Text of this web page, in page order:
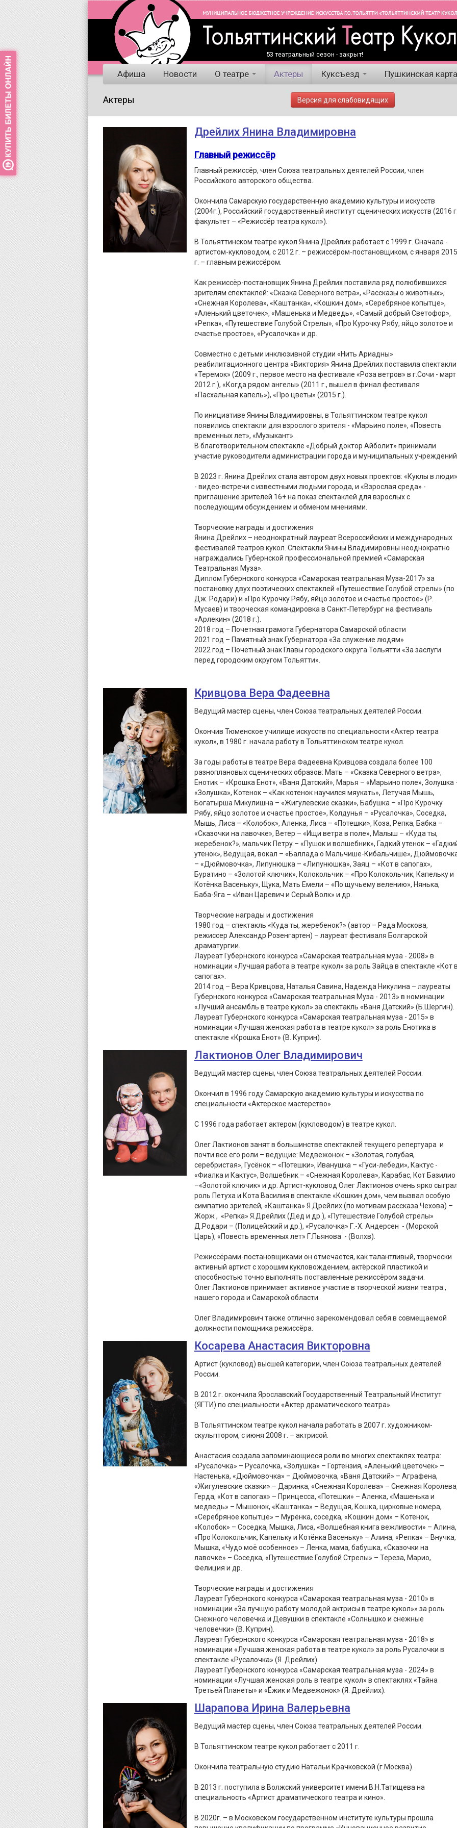
53 театральный сезон - закрыт!
Афиша Новости О театре Актеры Куксъезд Пушкинская карта
Актеры Версия для слабовидящих
Дрейлих Янина Владимировна
Главный режиссёр
Главный режиссёр, член Союза театральных деятелей России, член
Российского авторского общества.
Окончила Самарскую государственную академию культуры и искусств
(2004г.), Российский государственный институт сценических искусств (2016
факультет – «Режиссёр театра кукол»).
В Тольяттинском театре кукол Янина Дрейлих работает с 1999 г. Сначала -
артистом-кукловодом, с 2012 г. – режиссёром-постановщиком, с января 2015
г. – главным режиссёром.
Как режиссёр-постановщик Янина Дрейлих поставила ряд полюбившихся
зрителям спектаклей: «Сказка Северного ветра», «Рассказы о животных»,
«Снежная Королева», «Каштанка», «Кошкин дом», «Серебряное копытце»,
«Аленький цветочек», «Машенька и Медведь», «Самый добрый Светофор»,
«Репка», «Путешествие Голубой Стрелы», «Про Курочку Рябу, яйцо золотое и
счастье простое», «Русалочка» и др.
Совместно с детьми инклюзивной студии «Нить Ариадны»
реабилитационного центра «Виктория» Янина Дрейлих поставила спектакли
«Теремок» (2009 г., первое место на фестивале «Роза ветров» в г.Сочи - март
2012 г.), «Когда рядом ангелы» (2011 г., вышел в финал фестиваля
«Пасхальная капель»), «Про цветы» (2015 г.).
По инициативе Янины Владимировны, в Тольяттинском театре кукол
появились спектакли для взрослого зрителя - «Марьино поле», «Повесть
временных лет», «Музыкант».
В благотворительном спектакле «Добрый доктор Айболит» принимали
участие руководители администрации города и муниципальных
В 2023 г. Янина Дрейлих стала автором двух новых проектов: «Куклы в люди»
- видео-встречи с известными людьми города, и «Взрослая среда» -
приглашение зрителей 16+ на показ спектаклей для взрослых с
последующим обсуждением и обменом мнениями.
Творческие награды и достижения
Янина Дрейлих – неоднократный лауреат Всероссийских и международных
фестивалей театров кукол. Спектакли Янины Владимировны неоднократно
награждались Губернской профессиональной премией «Самарская
Театральная Муза».
Диплом Губернского конкурса «Самарская театральная Муза-2017» за
постановку двух поэтических спектаклей «Путешествие Голубой стрелы» (по
Дж. Родари) и «Про Курочку Рябу, яйцо золотое и счастье простое» (Р.
Мусаев) и творческая командировка в Санкт-Петербург на фестиваль
«Арлекин» (2018 г.).
2018 год – Почетная грамота Губернатора Самарской области
2021 год – Памятный знак Губернатора «За служение людям»
2022 год – Почетный знак Главы городского округа Тольятти «За заслуги
перед городским округом Тольятти».
Кривцова Вера Фадеевна
Ведущий мастер сцены, член Союза театральных деятелей России.
Окончив Тюменское училище искусств по специальности «Актер театра
кукол», в 1980 г. начала работу в Тольяттинском театре кукол.
За годы работы в театре Вера Фадеевна Кривцова создала более 100
разноплановых сценических образов: Мать – «Сказка Северного ветра»,
Енотик – «Крошка Енот», «Ваня Датский», Марья – «Марьино поле», Золушка
«Золушка», Котенок – «Как котенок научился мяукать», Летучая Мышь,
Богатырша Микулишна – «Жигулевские сказки», Бабушка – «Про Курочку
Рябу, яйцо золотое и счастье простое», Колдунья – «Русалочка», Соседка,
Мышь, Лиса – «Колобок», Аленка, Лиса – «Потешки», Коза, Репка, Бабка –
«Сказочки на лавочке», Ветер – «Ищи ветра в поле», Малыш – «Куда ты,
жеребенок?», мальчик Петру – «Пушок и волшебник», Гадкий утенок –
утенок», Ведущая, вокал – «Баллада о Мальчише-Кибальчише»,
– «Дюймовочка», Липунюшка – «Липунюшка», Заяц – «Кот в сапогах»,
Буратино – «Золотой ключик», Колокольчик – «Про Колокольчик, Капельку и
Котёнка Васеньку», Щука, Мать Емели – «По щучьему велению», Нянька,
Баба-Яга – «Иван Царевич и Серый Волк» и др.
Творческие награды и достижения
1980 год – спектакль «Куда ты, жеребенок?» (автор – Рада Москова,
режиссер Александр Розенгартен) – лауреат фестиваля Болгарской
драматургии.
Лауреат Губернского конкурса «Самарская театральная муза - 2008» в
номинации «Лучшая работа в театре кукол» за роль Зайца в спектакле «Кот
сапогах».
2014 год – Вера Кривцова, Наталья Савина, Надежда Никулина – лауреаты
Губернского конкурса «Самарская театральная Муза - 2013» в номинации
«Лучший ансамбль в театре кукол» за спектакль «Ваня Датский» (Б.Шергин).
Лауреат Губернского конкурса «Самарская театральная муза - 2015» в
номинации «Лучшая женская работа в театре кукол» за роль Енотика в
спектакле «Крошка Енот» (В. Куприн).
Лактионов Олег Владимирович
Ведущий мастер сцены, член Союза театральных деятелей России.
Окончил в 1996 году Самарскую академию культуры и искусства по
специальности «Актерское мастерство».
С 1996 года работает актером (кукловодом) в театре кукол.
Олег Лактионов занят в большинстве спектаклей текущего репертуара и
почти все его роли – ведущие: Медвежонок – «Золотая, голубая,
серебристая», Гусёнок – «Потешки», Иванушка – «Гуси-лебеди», Кактус -
«Фиалка и Кактус», Волшебник – «Снежная Королева», Карабас, Кот Базилио
–«Золотой ключик» и др. Артист-кукловод Олег Лактионов очень ярко
роль Петуха и Кота Василия в спектакле «Кошкин дом», чем вызвал особую
симпатию зрителей, «Каштанка» Я.Дрейлих (по мотивам рассказа Чехова) –
Жорж , «Репка» Я.Дрейлих (Дед и др.), «Путешествие Голубой стрелы»
Д.Родари – (Полицейский и др.), «Русалочка» Г.-Х. Андерсен - (Морской
Царь), «Повесть временных лет» Г.Пьянова - (Волхв).
Режиссёрами-постановщиками он отмечается, как талантливый, творчески
активный артист с хорошим кукловождением, актёрской пластикой и
способностью точно выполнять поставленные режиссёром задачи.
Олег Лактионов принимает активное участие в творческой жизни театра ,
нашего города и Самарской области.
Олег Владимирович также отлично зарекомендовал себя в совмещаемой
должности помощника режиссёра.
Косарева Анастасия Викторовна
Артист (кукловод) высшей категории, член Союза театральных деятелей
России.
В 2012 г. окончила Ярославский Государственный Театральный Институт
(ЯГТИ) по специальности «Актер драматического театра».
В Тольяттинском театре кукол начала работать в 2007 г. художником-
скульптором, с июня 2008 г. – актрисой.
Анастасия создала запоминающиеся роли во многих спектаклях театра:
«Русалочка» – Русалочка, «Золушка» – Гортензия, «Аленький цветочек» –
Настенька, «Дюймовочка» – Дюймовочка, «Ваня Датский» – Аграфена,
«Жигулевские сказки» – Даринка, «Снежная Королева» – Снежная
Герда, «Кот в сапогах» – Принцесса, «Потешки» – Аленка, «Машенька и
медведь» – Мышонок, «Каштанка» – Ведущая, Кошка, цирковые номера,
«Серебряное копытце» – Мурёнка, соседка, «Кошкин дом» – Котенок,
«Колобок» – Соседка, Мышка, Лиса, «Волшебная книга вежливости» – Алина,
«Про Колокольчик, Капельку и Котёнка Васеньку» – Алина, «Репка» – Внучка,
Мышка, «Чудо моё особенное» – Ленка, мама, бабушка, «Сказочки на
лавочке» – Соседка, «Путешествие Голубой Стрелы» – Тереза, Марио,
Фелиция и др.
Творческие награды и достижения
Лауреат Губернского конкурса «Самарская театральная муза - 2010» в
номинации «За лучшую работу молодой актрисы в театре кукол»» за роль
Снежного человечка и Девушки в спектакле «Солнышко и снежные
человечки» (В. Куприн).
Лауреат Губернского конкурса «Самарская театральная муза - 2018» в
номинации «Лучшая женская работа в театре кукол» за роль Русалочки в
спектакле «Русалочка» (Я. Дрейлих).
Лауреат Губернского конкурса «Самарская театральная муза - 2024» в
номинации «Лучшая женская роль в театре кукол» в спектаклях «Тайна
Третьей Планеты» и «Ёжик и Медвежонок» (Я. Дрейлих).
Шарапова Ирина Валерьевна
Ведущий мастер сцены, член Союза театральных деятелей России.
В Тольяттинском театре кукол работает с 2011 г.
Окончила театральную студию Натальи Крачковской (г.Москва).
В 2013 г. поступила в Волжский университет имени В.Н.Татищева на
специальность «Артист драматического театра и кино».
В 2020г. – в Московском государственном институте культуры прошла